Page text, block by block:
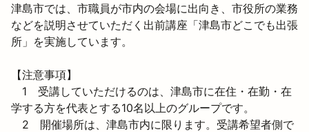
津島市では、市職員が市内の会場に出向き、市役所の業務
などを説明させていただく出前講座「津島市どこでも出張
所」を実施しています。
【注意事項】
1　受講していただけるのは、津島市に在住・在勤・在
学する方を代表とする10名以上のグループです。
2　開催場所は、津島市内に限ります。受講希望者側で